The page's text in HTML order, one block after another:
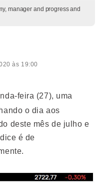
manager and progress and
às 19:00
feira (27), uma
o dia aos
deste mês de julho e
é de